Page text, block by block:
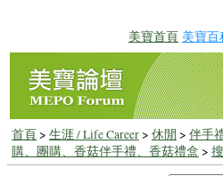
美寶首頁 美寶百
首頁> 生涯 / Life Career> 休閒 > 伴手
購、團購、香菇伴手禮、香菇禮盒 >